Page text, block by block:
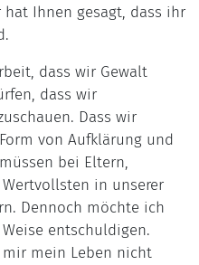
Ihnen gesagt, dass ihr
dass wir Gewalt
dass wir
Dass wir
von Aufklärung und
bei Eltern,
in unserer
Dennoch möchte ich
entschuldigen.
mir mein Leben nicht